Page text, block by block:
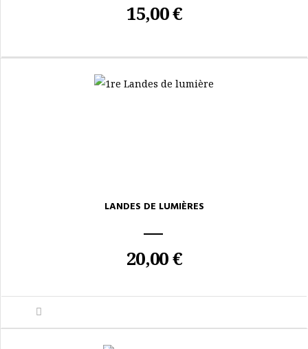
15,00 €
LANDES DE LUMIÈRES
20,00 €